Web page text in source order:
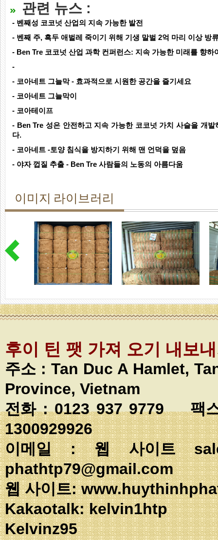
관련 뉴스 :
- 벤째성 코코넛 산업의 지속 가능한 발전
- 벤째 주, 흑두 애벌레 죽이기 위해 기생 말벌 2억 마리 이상 방
- Ben Tre 코코넛 산업 과학 컨퍼런스: 지속 가능한 미래를 향하
-
- 코아네트 그늘막 - 효과적으로 시원한 공간을 즐기세요
- 코아네트 그늘막이
- 코아테이프
- Ben Tre 성은 안전하고 지속 가능한 코코넛 가치 사슬을 개
다.
- 코아네트 -토양 침식을 방지하기 위해 맨 언덕을 덮음
- 야자 껍질 추출 - Ben Tre 사람들의 노동의 아름다움
이미지 라이브러리
후이 틴 팻 가져 오기 내보
주소 : Tan Duc A Hamlet,
Province, Vietnam
전화 : 0123 937 9779 팩
1300929926
이메일 : 웹 사이트
phathtp79@gmail.com
웹 사이트:
Kakaotalk:
Kelvinz95